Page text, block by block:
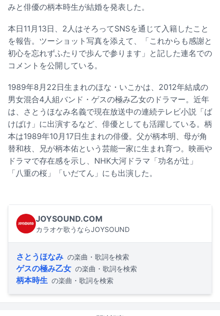
みと俳優の柄本時生が結婚を発表した。
本日11月13日、2人はそろってSNSを通じて入籍したこと
を報告。ツーショット写真を添えて、「これからも感謝と
初心を忘れずふたりで歩んで参ります」と記した連名での
コメントを公開している。
1989年8月22日生まれのほな・いこかは、2012年結成の
男女混合4人組バンド・ゲスの極み乙女のドラマー。近年
は、さとうほなみ名義で現在放送中の連続テレビ小説「ば
けばけ」に出演するなど、俳優としても活躍している。柄
本は1989年10月17日生まれの俳優。父が柄本明、母が角
替和枝、兄が柄本佑という芸能一家に生まれ育つ。映画や
ドラマで存在感を示し、NHK大河ドラマ「功名が辻」
「八重の桜」「いだてん」にも出演した。
JOYSOUND.COM
カラオケ歌うならJOYSOUND
さとうほなみ の楽曲・歌詞を検索
ゲスの極み乙女 の楽曲・歌詞を検索
柄本時生 の楽曲・歌詞を検索